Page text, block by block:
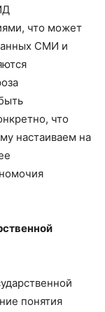
что может
СМИ и
что
настаиваем на
понятия